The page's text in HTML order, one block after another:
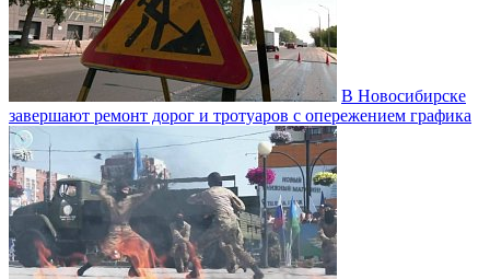
В Новосибирске
завершают ремонт дорог и тротуаров с опережением графика